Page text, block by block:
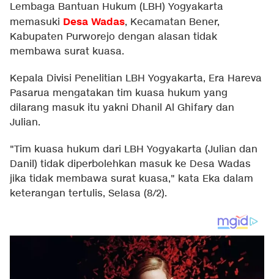
Lembaga Bantuan Hukum (LBH) Yogyakarta
memasuki Desa Wadas, Kecamatan Bener,
Kabupaten Purworejo dengan alasan tidak
membawa surat kuasa.
Kepala Divisi Penelitian LBH Yogyakarta, Era Hareva
Pasarua mengatakan tim kuasa hukum yang
dilarang masuk itu yakni Dhanil Al Ghifary dan
Julian.
"Tim kuasa hukum dari LBH Yogyakarta (Julian dan
Danil) tidak diperbolehkan masuk ke Desa Wadas
jika tidak membawa surat kuasa," kata Eka dalam
keterangan tertulis, Selasa (8/2).